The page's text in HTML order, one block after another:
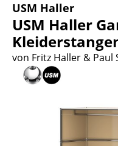
Sitzmöbel
Esszimmerstühle
Sofas
Sessel
Loungesessel
USM Haller
USM Haller
von Fritz Haller & Paul